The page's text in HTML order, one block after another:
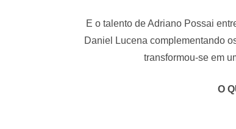
E o talento de Adriano Possai
Daniel Lucena complementando
transformou-se em
O